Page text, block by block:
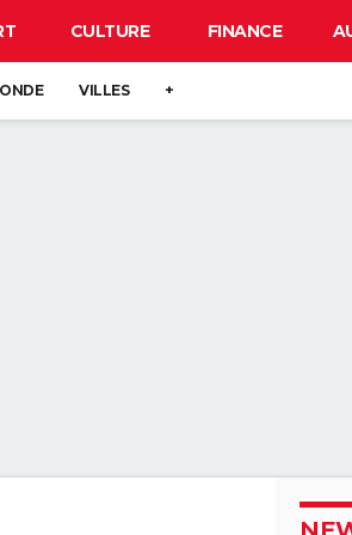
CULTURE FINANCE
VILLES +